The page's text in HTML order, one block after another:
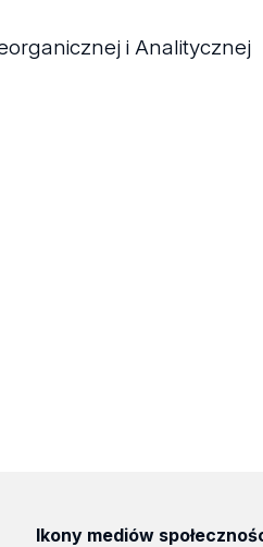
i Analitycznej
Ikony mediów